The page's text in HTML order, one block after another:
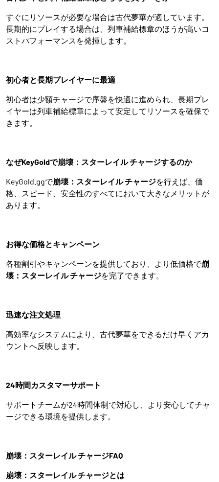
すぐにリソースが必要な場合は古代夢華が適しています。
長期的にプレイする場合は、列車補給標章のほうが高いコ
ストパフォーマンスを発揮します。
初心者と長期プレイヤーに最適
初心者は少額チャージで序盤を快適に進められ、長期プレ
イヤーは列車補給標章によって安定してリソースを確保で
きます。
なぜKeyGoldで崩壊：スターレイル チャージするのか
KeyGold.ggで崩壊：スターレイル チャージを行えば、価
格、スピード、安全性のすべてにおいて大きなメリットが
あります。
お得な価格とキャンペーン
各種割引やキャンペーンを提供しており、より低価格で崩
壊：スターレイル チャージを完了できます。
迅速な注文処理
高効率なシステムにより、古代夢華をできるだけ早くアカ
ウントへ反映します。
24時間カスタマーサポート
サポートチームが24時間体制で対応し、より安心してチャ
ージできる環境を提供します。
崩壊：スターレイル チャージFAQ
崩壊：スターレイル チャージとは